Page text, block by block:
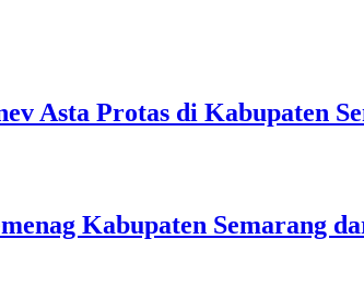
Asta Protas di Kabupaten
Kabupaten Semarang